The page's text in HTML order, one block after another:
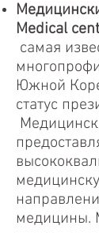
Medical
самая
Южной
статус
медицины.